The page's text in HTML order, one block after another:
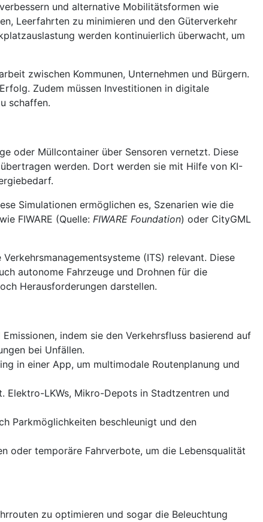
und alternative Mobilitätsformen wie
Leerfahrten zu minimieren und den Güterverkehr
werden kontinuierlich überwacht, um
zwischen Kommunen, Unternehmen und Bürgern.
Zudem müssen Investitionen in digitale
schaffen.
oder Müllcontainer über Sensoren vernetzt. Diese
werden. Dort werden sie mit Hilfe von KI-
Simulationen ermöglichen es, Szenarien wie die
FIWARE (Quelle: FIWARE Foundation) oder CityGML
(ITS) relevant. Diese
autonome Fahrzeuge und Drohnen für die
Herausforderungen darstellen.
indem sie den Verkehrsfluss basierend auf
bei Unfällen.
in einer App, um multimodale Routenplanung und
LKWs, Mikro-Depots in Stadtzentren und
Parkmöglichkeiten beschleunigt und den
oder temporäre Fahrverbote, um die Lebensqualität
zu optimieren und sogar die Beleuchtung